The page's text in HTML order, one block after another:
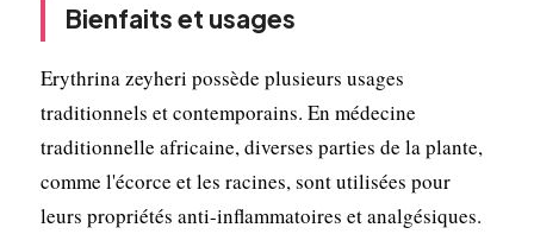
Bienfaits et usages
Erythrina zeyheri possède plusieurs usages
traditionnels et contemporains. En médecine
traditionnelle africaine, diverses parties de la plante,
comme l'écorce et les racines, sont utilisées pour
leurs propriétés anti-inflammatoires et analgésiques.